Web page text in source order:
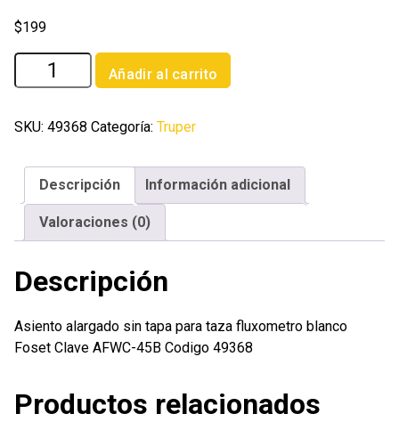
$199
Asiento
alargado
tapa
taza
fluxometro
blanco
Foset
Añadir al carrito
SKU: 49368 Categoría: Truper
Descripción Información adicional
Valoraciones (0)
Descripción
Asiento alargado sin tapa para taza fluxometro blanco
Foset Clave AFWC-45B Codigo 49368
Productos relacionados